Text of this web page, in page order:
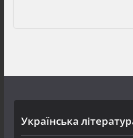
Українська